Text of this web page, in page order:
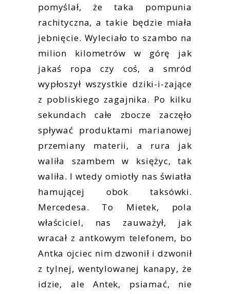
pomyślał, że taka pompunia
rachityczna, a takie będzie miała
jebnięcie. Wyleciało to szambo na
milion kilometrów w górę jak
jakaś ropa czy coś, a smród
wypłoszył wszystkie dziki-i-zające
z pobliskiego zagajnika. Po kilku
sekundach całe zbocze zaczęło
spływać produktami marianowej
przemiany materii, a rura jak
waliła szambem w księżyc, tak
waliła. I wtedy omiotły nas światła
hamującej obok taksówki.
Mercedesa. To Mietek, pola
właściciel, nas zauważył, jak
wracał z antkowym telefonem, bo
Antka ojciec nim dzwonił i dzwonił
z tylnej, wentylowanej kanapy, że
idzie, ale Antek, psiamać, nie